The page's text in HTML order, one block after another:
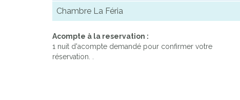
Chambre La Féria
Acompte à la reservation :
1 nuit d'acompte demandé pour confirmer votre
réservation. .